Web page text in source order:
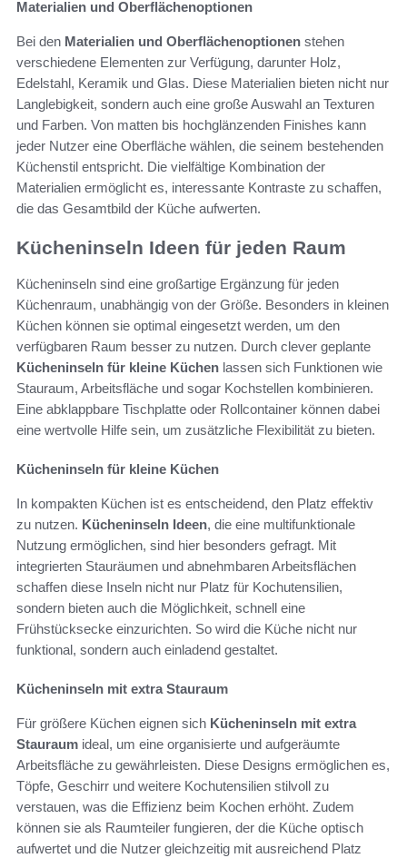
Materialien und Oberflächenoptionen
Bei den Materialien und Oberflächenoptionen stehen
verschiedene Elementen zur Verfügung, darunter Holz,
Edelstahl, Keramik und Glas. Diese Materialien bieten nicht nur
Langlebigkeit, sondern auch eine große Auswahl an Texturen
und Farben. Von matten bis hochglänzenden Finishes kann
jeder Nutzer eine Oberfläche wählen, die seinem bestehenden
Küchenstil entspricht. Die vielfältige Kombination der
Materialien ermöglicht es, interessante Kontraste zu schaffen,
die das Gesamtbild der Küche aufwerten.
Kücheninseln Ideen für jeden Raum
Kücheninseln sind eine großartige Ergänzung für jeden
Küchenraum, unabhängig von der Größe. Besonders in kleinen
Küchen können sie optimal eingesetzt werden, um den
verfügbaren Raum besser zu nutzen. Durch clever geplante
Kücheninseln für kleine Küchen lassen sich Funktionen wie
Stauraum, Arbeitsfläche und sogar Kochstellen kombinieren.
Eine abklappbare Tischplatte oder Rollcontainer können dabei
eine wertvolle Hilfe sein, um zusätzliche Flexibilität zu bieten.
Kücheninseln für kleine Küchen
In kompakten Küchen ist es entscheidend, den Platz effektiv
zu nutzen. Kücheninseln Ideen, die eine multifunktionale
Nutzung ermöglichen, sind hier besonders gefragt. Mit
integrierten Stauräumen und abnehmbaren Arbeitsflächen
schaffen diese Inseln nicht nur Platz für Kochutensilien,
sondern bieten auch die Möglichkeit, schnell eine
Frühstücksecke einzurichten. So wird die Küche nicht nur
funktional, sondern auch einladend gestaltet.
Kücheninseln mit extra Stauraum
Für größere Küchen eignen sich Kücheninseln mit extra
Stauraum ideal, um eine organisierte und aufgeräumte
Arbeitsfläche zu gewährleisten. Diese Designs ermöglichen es,
Töpfe, Geschirr und weitere Kochutensilien stilvoll zu
verstauen, was die Effizienz beim Kochen erhöht. Zudem
können sie als Raumteiler fungieren, der die Küche optisch
aufwertet und die Nutzer gleichzeitig mit ausreichend Platz